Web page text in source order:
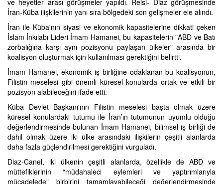
ve heyetler arası görüşmeler yapıldı. Reisi- Diaz görüşmesinde
İran-Küba ilişkilerinin yanı sıra bölgedeki son gelişmeler ele alındı.
İran ile Küba'nın siyasi ve ekonomik kapasitelerine dikkati çeken
İslam İnkılabı Lideri İmam Hamanei, bu kapasitelerin "ABD ve Batı
zorbalığına karşı aynı pozisyonu paylaşan ülkeler" arasında bir
koalisyon oluşturmak için kullanılması gerektiğini belirtti.
İmam Hamanei, ekonomik iş birliğine odaklanan bu koalisyonun,
Filistin meselesi gibi önemli küresel konularda ortak ve etkili bir
pozisyon alabileceğini ifade etti.
Küba Devlet Başkanı'nın Filistin meselesi başta olmak üzere
küresel konulardaki tutumu ile İran’ın tutumunun uyumlu olduğu
değerlendirmesinde bulunan İmam Hamanei, bilimsel iş birliği de
dahil olmak üzere iki ülke arasındaki ilişkilerin çeşitli alanlarda
daha fazla güçlendirilmesi gerektiğini vurguladı.
Diaz-Canel, iki ülkenin çeşitli alanlarda, özellikle de ABD ve
müttefiklerinin “müdahaleci eylemleri ve yaptırımlarıyla
mücadelede” birbirini tamamlayabileceği değerlendirmesinde